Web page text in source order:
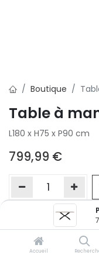
Accueil
Boutique
Table à
L180 x H75 x P90 cm
799,99 €
Ajouter à la liste
Si vous ne pouvez
victime de son